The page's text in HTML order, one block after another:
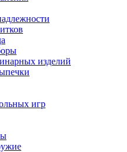
изделий
игр